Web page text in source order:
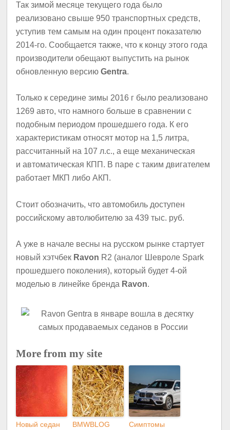
Так зимой месяце текущего года было
реализовано свыше 950 транспортных средств,
уступив тем самым на один процент показателю
2014-го. Сообщается также, что к концу этого года
производители обещают выпустить на рынок
обновленную версиюGentra.
Только к середине зимы 2016 г было реализовано
1269 авто, что намного больше в сравнении с
подобным периодом прошедшего года. К его
характеристикам относят мотор на 1,5 литра,
рассчитанный на 107 л.с., а еще механическая
и автоматическая КПП. В паре с таким двигателем
работает МКП либо АКП.
Стоит обозначить, что автомобиль доступен
российскому автолюбителю за 439 тыс. руб.
А уже в начале весны на русском рынке стартует
новый хэтчбек Ravon R2 (аналог Шевроле Spark
прошедшего поколения), который будет 4-ой
моделью в линейке бренда Ravon.
More from my site
Новый седан
BMWBLOG
Симптомы